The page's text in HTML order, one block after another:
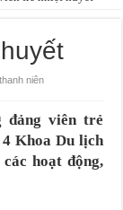
niên
đảng viên trẻ
Khoa Du lịch
hoạt động,